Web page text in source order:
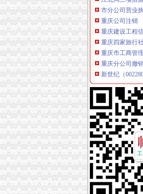
重庆公司注销
重庆建设工程信
重庆四家旅行
重庆市工商管
重庆分公司撤
新世纪（
TCL手机渠道
重庆转让绿建
代理注销分公
公司注销_北京
【58同城】柳
寻山西太原可
代办注销分公
代办花都公司
【图】公司执
【赣州公司注
分公司营业执
信贷公司注销